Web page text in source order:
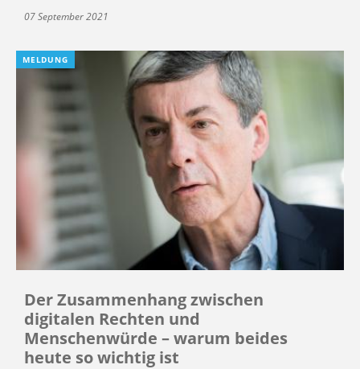
07 September 2021
MELDUNG
Der Zusammenhang zwischen
digitalen Rechten und
Menschenwürde – warum beides
heute so wichtig ist